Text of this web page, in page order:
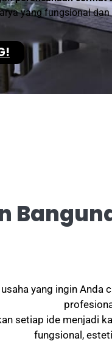
yang fungsional dan
yang ingin
setiap ide menjadi
fungsional,